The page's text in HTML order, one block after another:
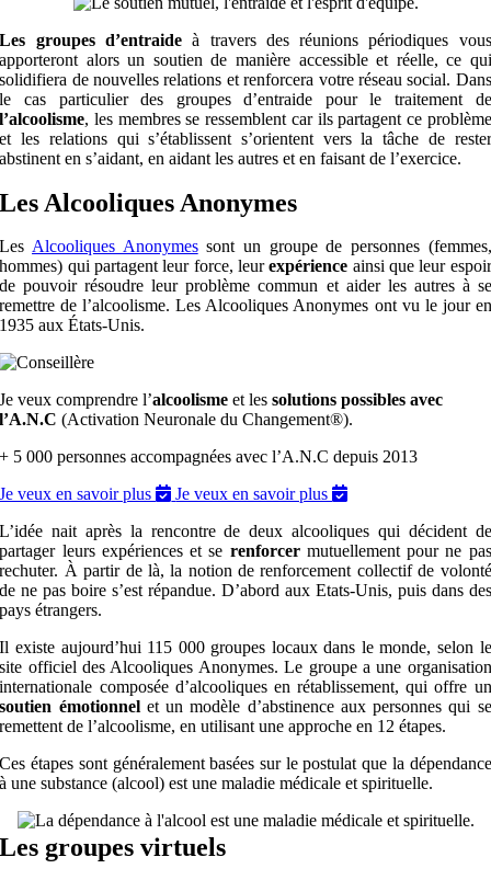
Les groupes d’entraide à travers des réunions périodiques vous
apporteront alors un soutien de manière accessible et réelle, ce qui
solidifiera de nouvelles relations et renforcera votre réseau social. Dans
le cas particulier des groupes d’entraide pour le traitement de
l’alcoolisme, les membres se ressemblent car ils partagent ce problème
et les relations qui s’établissent s’orientent vers la tâche de rester
abstinent en s’aidant, en aidant les autres et en faisant de l’exercice.
Les Alcooliques Anonymes
Les Alcooliques Anonymessont un groupe de personnes (femmes,
hommes) qui partagent leur force, leur expérience ainsi que leur espoir
de pouvoir résoudre leur problème commun et aider les autres à se
remettre de l’alcoolisme. Les Alcooliques Anonymes ont vu le jour en
1935 aux États-Unis.
Je veux comprendre l’alcoolisme et lessolutions possibles avec
l’A.N.C (Activation Neuronale du Changement®).
+ 5 000 personnes accompagnées avec l’A.N.C depuis 2013
Je veux en savoir plus
Je veux en savoir plus
L’idée nait après la rencontre de deux alcooliques qui décident de
partager leurs expériences et se renforcer mutuellement pour ne pas
rechuter. À partir de là, la notion de renforcement collectif de volonté
de ne pas boire s’est répandue. D’abord aux Etats-Unis, puis dans des
pays étrangers.
Il existe aujourd’hui 115 000 groupes locaux dans le monde, selon le
site officiel des Alcooliques Anonymes.Le groupe a une organisation
internationale composée d’alcooliques en rétablissement, qui offre un
soutien émotionnel et un modèle d’abstinence aux personnes qui se
remettent de l’alcoolisme, en utilisant une approche en 12 étapes.
Ces étapes sont généralement basées sur le postulat que la dépendance
à une substance (alcool) est une maladie médicale et spirituelle.
Les groupes virtuels